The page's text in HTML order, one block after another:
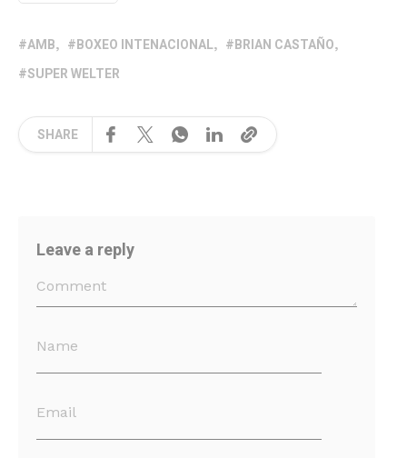
AMB BOXEO INTENACIONAL
BRIAN CASTAÑO
SUPER WELTER
SHARE
Leave a reply